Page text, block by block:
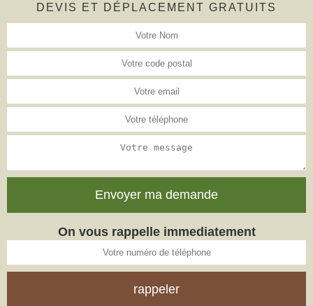
DEVIS ET DÉPLACEMENT GRATUITS
On vous rappelle immediatement